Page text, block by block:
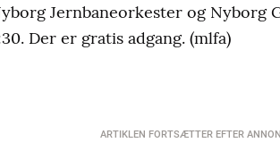
Jernbaneorkester og Nyborg
Der er gratis adgang. (mlfa)
ARTIKLEN FORTSÆTTER EFTER